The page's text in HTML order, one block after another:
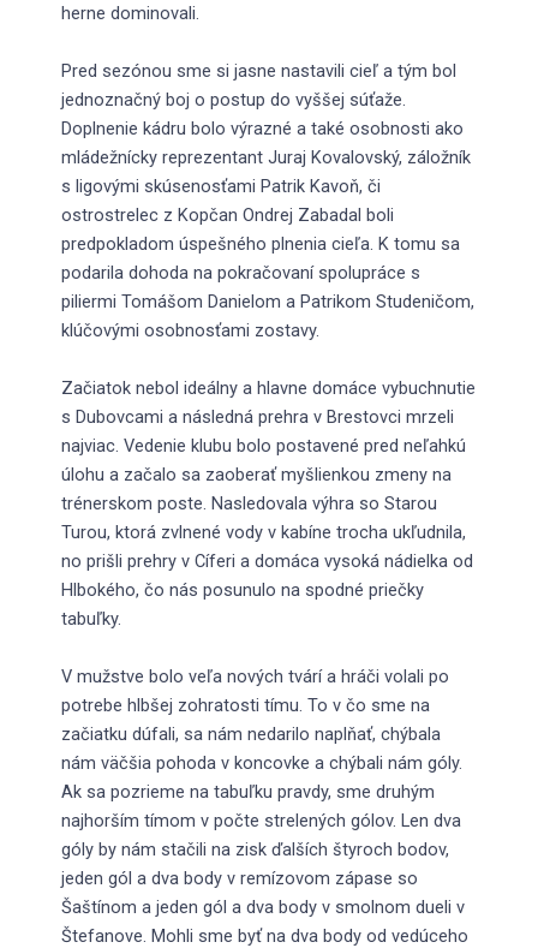
herne dominovali.
Pred sezónou sme si jasne nastavili cieľ a tým bol
jednoznačný boj o postup do vyššej súťaže.
Doplnenie kádru bolo výrazné a také osobnosti ako
mládežnícky reprezentant Juraj Kovalovský, záložník
s ligovými skúsenosťami Patrik Kavoň, či
ostrostrelec z Kopčan Ondrej Zabadal boli
predpokladom úspešného plnenia cieľa. K tomu sa
podarila dohoda na pokračovaní spolupráce s
piliermi Tomášom Danielom a Patrikom Studeničom,
klúčovými osobnosťami zostavy.
Začiatok nebol ideálny a hlavne domáce vybuchnutie
s Dubovcami a následná prehra v Brestovci mrzeli
najviac. Vedenie klubu bolo postavené pred neľahkú
úlohu a začalo sa zaoberať myšlienkou zmeny na
trénerskom poste. Nasledovala výhra so Starou
Turou, ktorá zvlnené vody v kabíne trocha ukľudnila,
no prišli prehry v Cíferi a domáca vysoká nádielka od
Hlbokého, čo nás posunulo na spodné priečky
tabuľky.
V mužstve bolo veľa nových tvárí a hráči volali po
potrebe hlbšej zohratosti tímu. To v čo sme na
začiatku dúfali, sa nám nedarilo naplňať, chýbala
nám väčšia pohoda v koncovke a chýbali nám góly.
Ak sa pozrieme na tabuľku pravdy, sme druhým
najhorším tímom v počte strelených gólov. Len dva
góly by nám stačili na zisk ďalších štyroch bodov,
jeden gól a dva body v remízovom zápase so
Šaštínom a jeden gól a dva body v smolnom dueli v
Štefanove. Mohli sme byť na dva body od vedúceho